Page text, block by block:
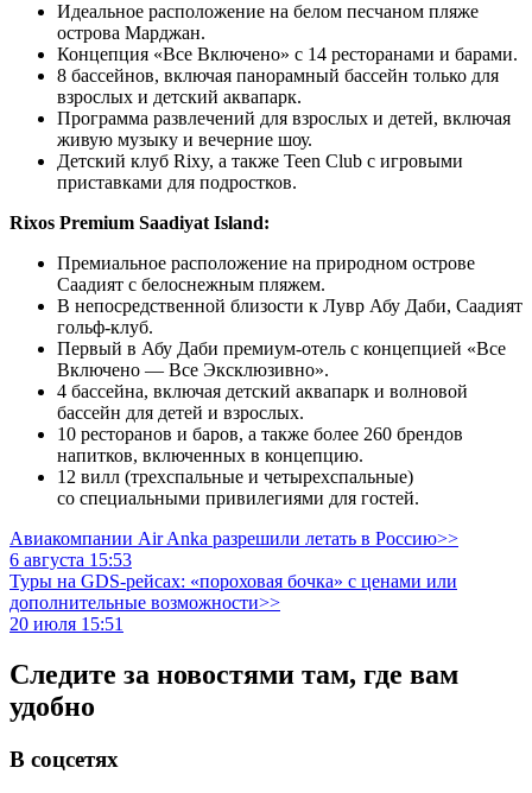
Идеальное расположение на белом песчаном пляже
острова Марджан.
Концепция «Все Включено» с 14 ресторанами и барами.
8 бассейнов, включая панорамный бассейн только для
взрослых и детский аквапарк.
Программа развлечений для взрослых и детей, включая
живую музыку и вечерние шоу.
Детский клуб Rixy, а также Teen Club с игровыми
приставками для подростков.
Rixos Premium Saadiyat Island:
Премиальное расположение на природном острове
Саадият с белоснежным пляжем.
В непосредственной близости к Лувр Абу Даби, Саадият
гольф-клуб.
Первый в Абу Даби премиум-отель с концепцией «Все
Включено — Все Эксклюзивно».
4 бассейна, включая детский аквапарк и волновой
бассейн для детей и взрослых.
10 ресторанов и баров, а также более 260 брендов
напитков, включенных в концепцию.
12 вилл (трехспальные и четырехспальные)
со специальными привилегиями для гостей.
Авиакомпании Air Anka разрешили летать в Россию>>
6 августа 15:53
Туры на GDS-рейсах: «пороховая бочка» с ценами или
дополнительные возможности>>
20 июля 15:51
Следите за новостями там, где вам
удобно
В соцсетях